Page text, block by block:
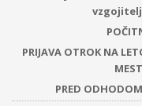
PRIJAVA OTROK NA
PRED